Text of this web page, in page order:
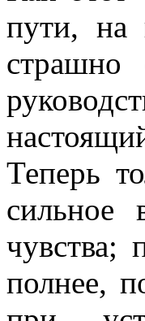
пути, на
Теперь
сильное
чувства;
полнее,